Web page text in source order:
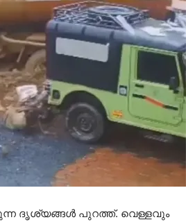
ദൃശ്യങ്ങള്‍ പുറത്ത്. വെള്ളവും